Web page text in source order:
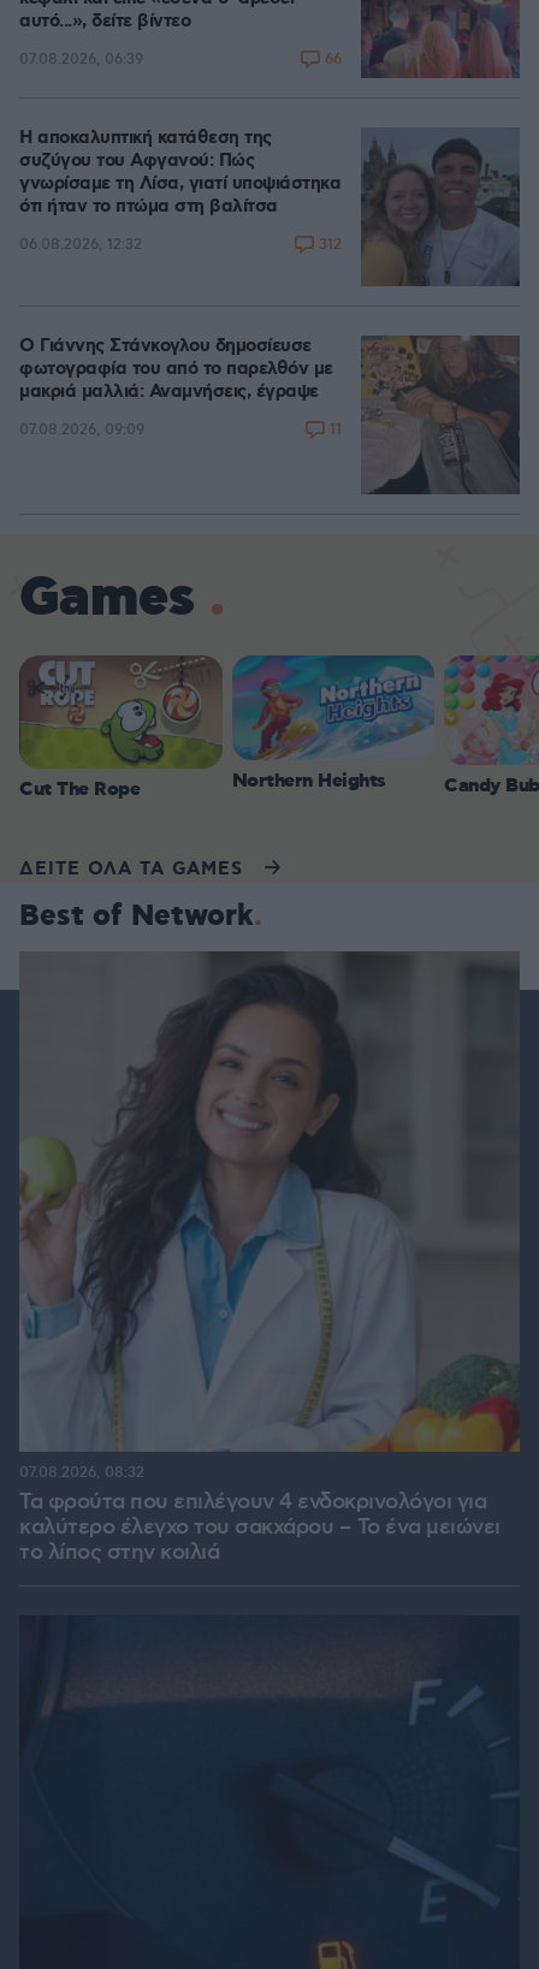
αυτό...», δείτε βίντεο
07.08.2026, 06:39 66
Η αποκαλυπτική κατάθεση της
συζύγου του Αφγανού: Πώς
γνωρίσαμε τη Λίσα, γιατί υποψιάστηκα
ότι ήταν το πτώμα στη βαλίτσα
06.08.2026, 12:32 312
Ο Γιάννης Στάνκογλου δημοσίευσε
φωτογραφία του από το παρελθόν με
μακριά μαλλιά: Αναμνήσεις, έγραψε
07.08.2026, 09:09 11
Games
Cut The Rope Northern Heights Candy
ΔΕΙΤΕ ΟΛΑ ΤΑ GAMES
Best of Network
Τα φρούτα που επιλέγουν 4 ενδοκρινολόγοι για
καλύτερο έλεγχο του σακχάρου – Το ένα μειώνει
το λίπος στην κοιλιά
07.08.2026, 08:32